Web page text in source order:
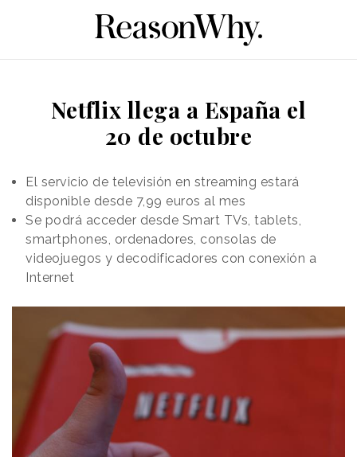
Netflix llega a España el
20 de octubre
El servicio de televisión en streaming estará
disponible desde 7,99 euros al mes
Se podrá acceder desde Smart TVs, tablets,
smartphones, ordenadores, consolas de
videojuegos y decodificadores con conexión a
Internet